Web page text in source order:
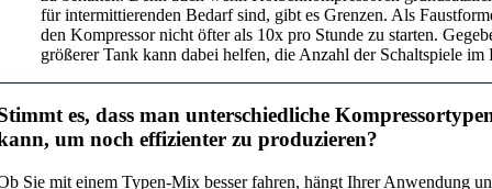
für intermittierenden Bedarf sind, gibt es Grenzen. Als
den Kompressor nicht öfter als 10x pro Stunde zu starten.
größerer Tank kann dabei helfen, die Anzahl der Schaltspiele im
es, dass manunterschiedliche
um noch effizienter zu produzieren?
Sie mit einem Typen-Mix besser fahren, hängt Ihrer Anwendung